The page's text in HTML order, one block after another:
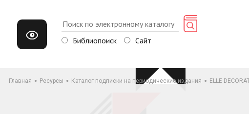
Библиопоиск Сайт
Главная Ресурсы Каталог подписки на периодические издания ELLE